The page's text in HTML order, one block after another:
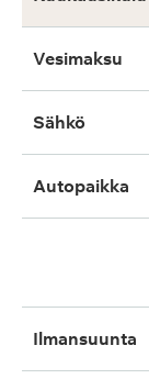
Vesimaksu
Sähkö
Autopaikka
ilmansuunta